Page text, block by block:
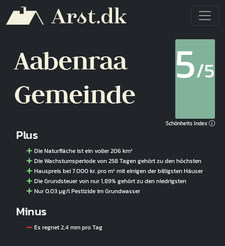
Aabenraa
Gemeinde
5/5
Schönheits Index
Plus
Die Naturfläche ist ein voller 206 km²
Die Wachstumsperiode von 258 Tagen gehört zu den höchsten
Hauspreis bei 7.000 kr. pro m² mit einigen der billigsten Häuser
Die Grundsteuer von nur 1,89% gehört zu den niedrigsten
Nur 0,03 µg/l Pestizide im Grundwasser
Minus
Es regnet 2,4 mm pro Tag